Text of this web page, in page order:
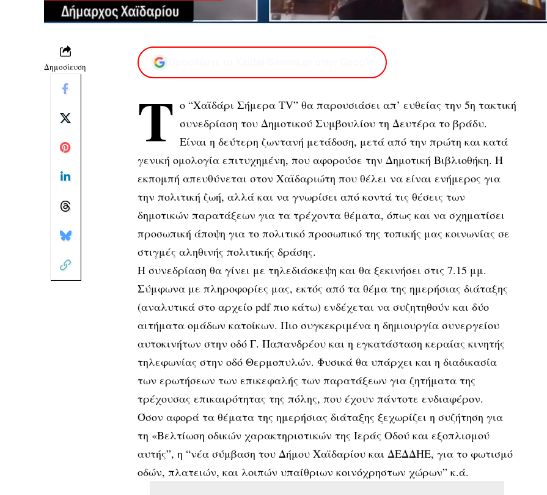
Δημοσίευση
Τ ο “Χαϊδάρι Σήμερα TV” θα παρουσιάσει απ’ ευθείας την 5η τακτική
συνεδρίαση του Δημοτικού Συμβουλίου τη Δευτέρα το βράδυ.
Είναι η δεύτερη ζωντανή μετάδοση, μετά από την πρώτη και κατά
γενική ομολογία επιτυχημένη, που αφορούσε την Δημοτική Βιβλιοθήκη. Η
εκπομπή απευθύνεται στον Χαϊδαριώτη που θέλει να είναι ενήμερος για
την πολιτική ζωή, αλλά και να γνωρίσει από κοντά τις θέσεις των
δημοτικών παρατάξεων για τα τρέχοντα θέματα, όπως και να σχηματίσει
προσωπική άποψη για το πολιτικό προσωπικό της τοπικής μας κοινωνίας σε
στιγμές αληθινής πολιτικής δράσης.
Η συνεδρίαση θα γίνει με τηλεδιάσκεψη και θα ξεκινήσει στις 7.15 μμ.
Σύμφωνα με πληροφορίες μας, εκτός από τα θέμα της ημερήσιας διάταξης
(αναλυτικά στο αρχείο pdf πιο κάτω) ενδέχεται να συζητηθούν και δύο
αιτήματα ομάδων κατοίκων. Πιο συγκεκριμένα η δημιουργία συνεργείου
αυτοκινήτων στην οδό Γ. Παπανδρέου και η εγκατάσταση κεραίας κινητής
τηλεφωνίας στην οδό Θερμοπυλών. Φυσικά θα υπάρχει και η διαδικασία
των ερωτήσεων των επικεφαλής των παρατάξεων για ζητήματα της
τρέχουσας επικαιρότητας της πόλης, που έχουν πάντοτε ενδιαφέρον.
Όσον αφορά τα θέματα της ημερήσιας διάταξης ξεχωρίζει η συζήτηση για
τη «Βελτίωση οδικών χαρακτηριστικών της Ιεράς Οδού και εξοπλισμού
αυτής”, η “νέα σύμβαση του Δήμου Χαϊδαρίου και ΔΕΔΔΗΕ, για το φωτισμό
οδών, πλατειών, και λοιπών υπαίθριων κοινόχρηστων χώρων” κ.ά.